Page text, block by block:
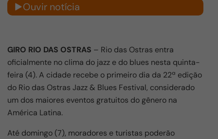
Ouvir notícia
GIRO RIO DAS OSTRAS – Rio das Ostras entra
oficialmente no clima do jazz e do blues nesta quinta-
feira (4). A cidade recebe o primeiro dia da 22ª edição
do Rio das Ostras Jazz & Blues Festival, considerado
um dos maiores eventos gratuitos do gênero na
América Latina.
Até domingo (7), moradores e turistas poderão